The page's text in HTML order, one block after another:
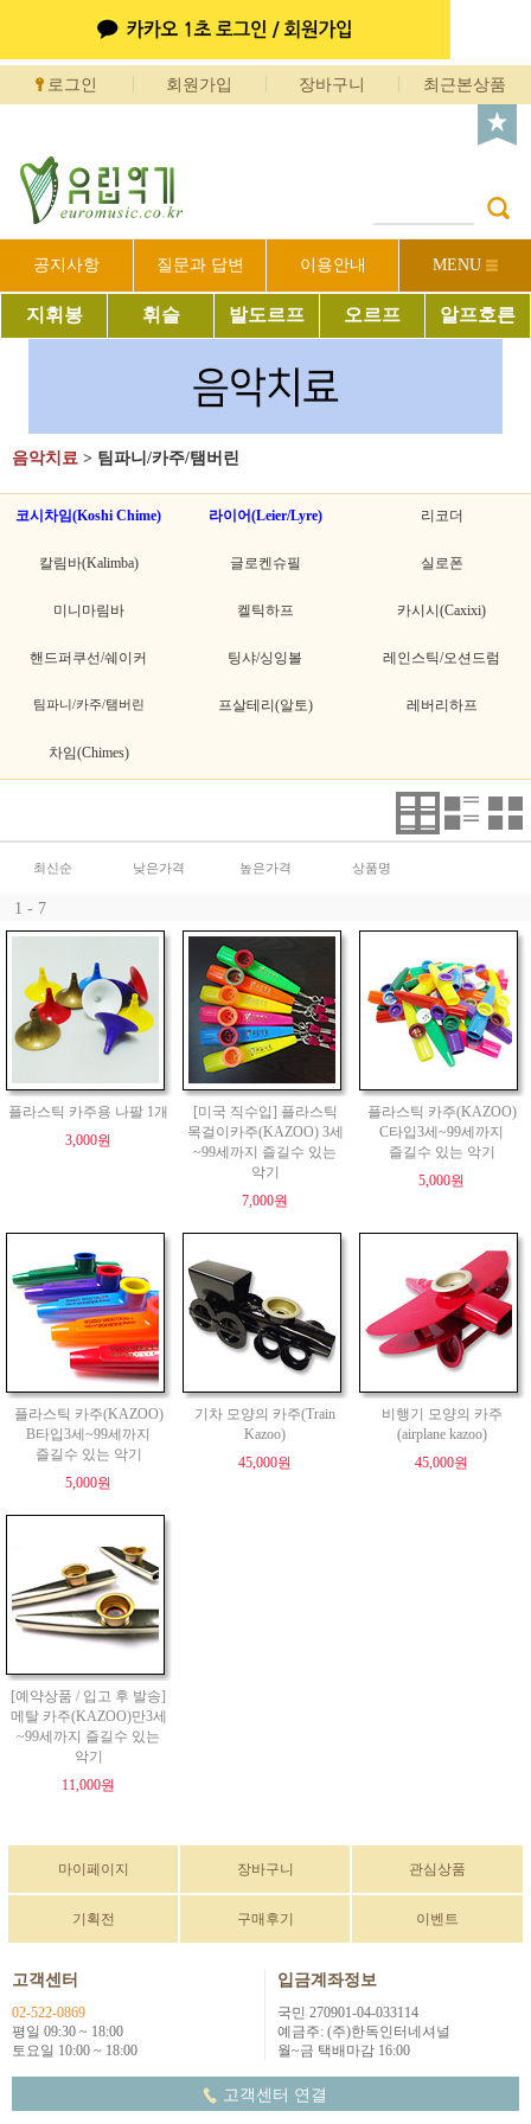
로그인 회원가입 장바구니 최근본상품
공지사항 질문과 답변 이용안내 MENU
지휘봉 휘슬 발도르프 오르프 알프호른
음악치료 > 팀파니/카주/탬버린
코시차임(Koshi Chime) 라이어(Leier/Lyre) 리코더
칼림바(Kalimba) 글로켄슈필 실로폰
미니마림바 켈틱하프 카시시(Caxixi)
핸드퍼쿠선/쉐이커 팅샤/싱잉볼 레인스틱/오션드럼
팀파니/카주/탬버린 프살테리(알토) 레버리하프
차임(Chimes)
최신순 낮은가격 높은가격 상품명
1 - 7
플라스틱 카주용 나팔 1개
3,000원
[미국 직수입] 플라스틱
목걸이카주(KAZOO) 3세
~99세까지 즐길수 있는
악기
7,000원
플라스틱 카주(KAZOO)
C타입3세~99세까지
즐길수 있는 악기
5,000원
플라스틱 카주(KAZOO)
B타입3세~99세까지
즐길수 있는 악기
5,000원
기차 모양의 카주(Train
Kazoo)
45,000원
비행기 모양의 카주
(airplane kazoo)
45,000원
[예약상품 / 입고 후 발송]
메탈 카주(KAZOO)만3세
~99세까지 즐길수 있는
악기
11,000원
마이페이지 장바구니 관심상품
기획전 구매후기 이벤트
고객센터
02-522-0869
평일 09:30 ~ 18:00
토요일 10:00 ~ 18:00
입금계좌정보
국민 270901-04-033114
예금주: (주)한독인터네셔널
월~금 택배마감 16:00
고객센터 연결